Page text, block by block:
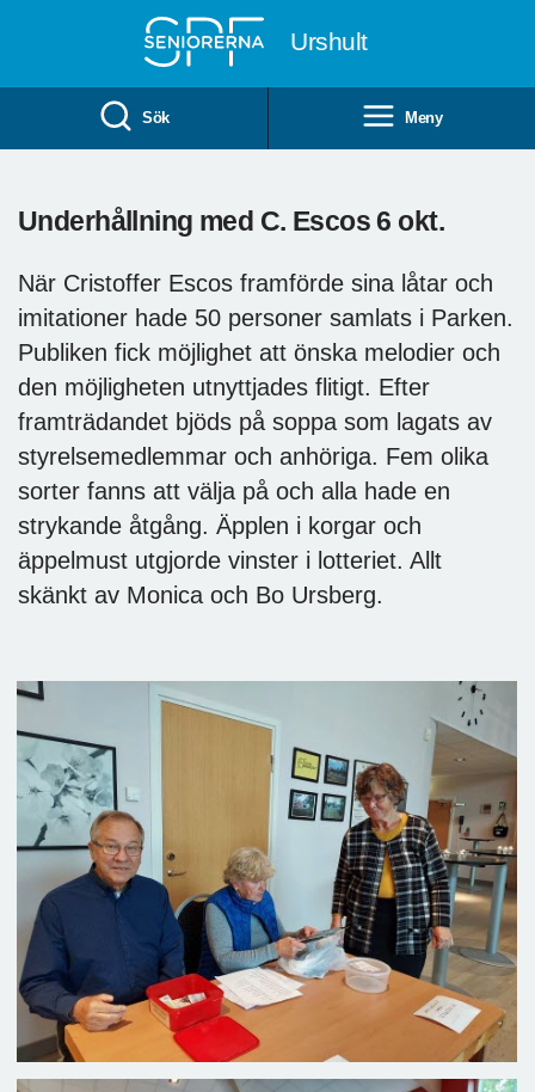
Urshult
Sök Meny
Underhållning med C. Escos 6 okt.
När Cristoffer Escos framförde sina låtar och
imitationer hade 50 personer samlats i Parken.
Publiken fick möjlighet att önska melodier och
den möjligheten utnyttjades flitigt. Efter
framträdandet bjöds på soppa som lagats av
styrelsemedlemmar och anhöriga. Fem olika
sorter fanns att välja på och alla hade en
strykande åtgång. Äpplen i korgar och
äppelmust utgjorde vinster i lotteriet. Allt
skänkt av Monica och Bo Ursberg.